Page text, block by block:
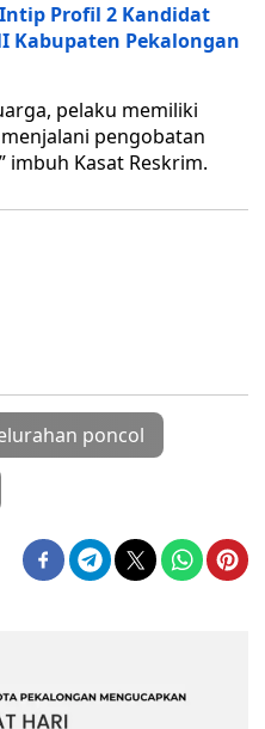
Profil 2 Kandidat
Kabupaten Pekalongan
pelaku memiliki
pengobatan
imbuh Kasat Reskrim.
poncol